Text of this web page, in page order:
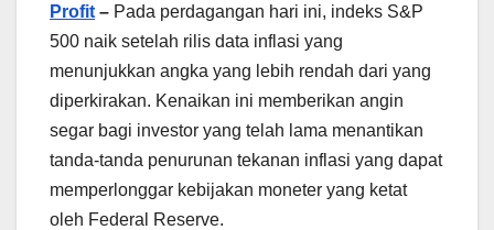
Profit – Pada perdagangan hari ini, indeks S&P
500 naik setelah rilis data inflasi yang
menunjukkan angka yang lebih rendah dari yang
diperkirakan. Kenaikan ini memberikan angin
segar bagi investor yang telah lama menantikan
tanda-tanda penurunan tekanan inflasi yang dapat
memperlonggar kebijakan moneter yang ketat
oleh Federal Reserve.